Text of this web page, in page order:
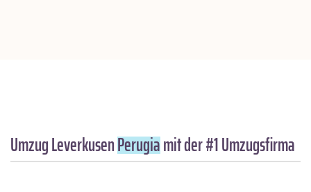
Umzug LeverkusenPerugiamit der #1 Umzugsfirma